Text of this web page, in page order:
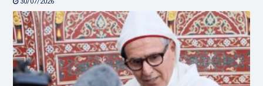
30/07/2026